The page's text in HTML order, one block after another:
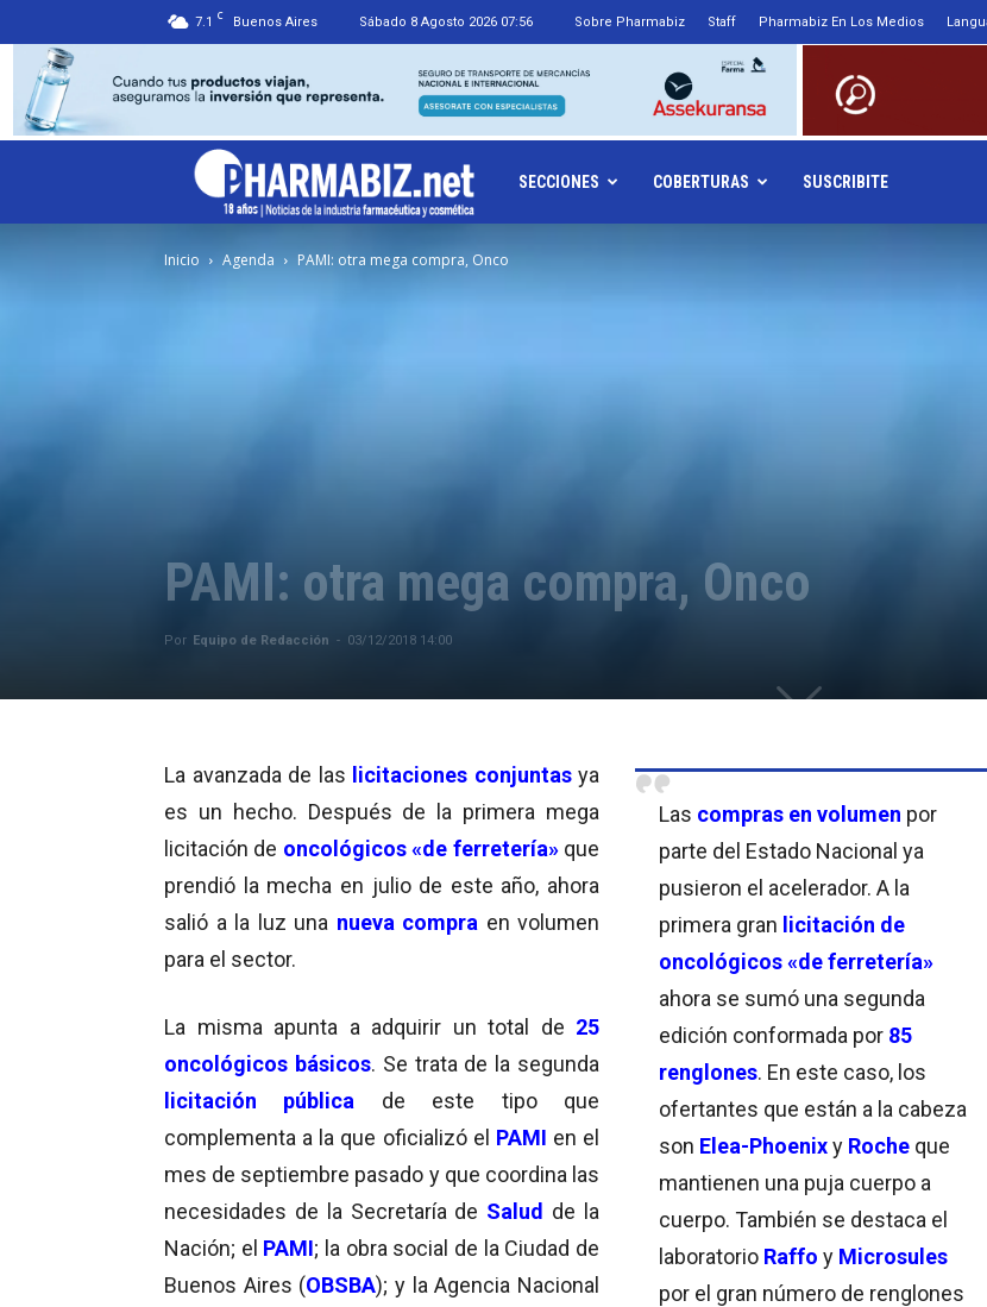
7.1 C Buenos Aires Sábado 8 Agosto 2026 07:56 Sobre Pharmabiz Staff Pharmabiz En Los Medios
Pharmabiz.NET
SECCIONES COBERTURAS SUSCRIBITE
Inicio Agenda PAMI: otra mega compra, Onco
PAMI: otra mega compra, Onco
Por Equipo de Redacción - 03/12/2018 14:00
Las compras en volumen por
parte del Estado Nacional ya
pusieron el acelerador. A la
primera gran licitación de
oncológicos «de ferretería»
ahora se sumó una segunda
edición conformada por 85
renglones. En este caso, los
ofertantes que están a la cabeza
son Elea-Phoenixy Roche que
mantienen una puja cuerpo a
cuerpo. También se destaca el
laboratorio Raffo y Microsules
por el gran número de renglones
La avanzada de las licitaciones conjuntas ya
es un hecho. Después de la primera mega
licitación de oncológicos «de ferretería» que
prendió la mecha en julio de este año, ahora
salió a la luz una nueva compra en volumen
para el sector.
La misma apunta a adquirir un total de 25
oncológicos básicos. Se trata de la segunda
licitación pública de este tipo que
complementa a la que oficializó el PAMI en el
mes de septiembre pasado y que coordina las
necesidades de la Secretaría de Salud de la
Nación; el PAMI; la obra social de la Ciudad de
Buenos Aires (OBSBA); y la Agencia Nacional